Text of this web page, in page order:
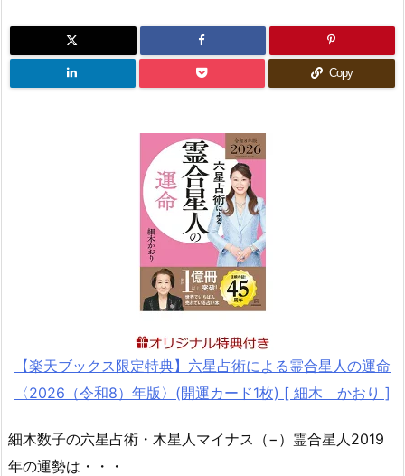
Copy
【楽天ブックス限定特典】六星占術による霊合星人の運命
〈2026（令和8）年版〉(開運カード1枚) [ 細木 かおり ]
細木数子の六星占術・木星人マイナス（−）霊合星人2019
年の運勢は・・・